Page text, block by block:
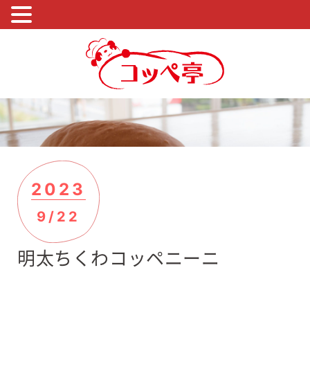
2023
9/22
明太ちくわコッペニーニ